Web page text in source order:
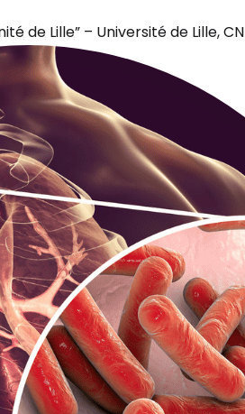
de Lille” – Université de Lille,